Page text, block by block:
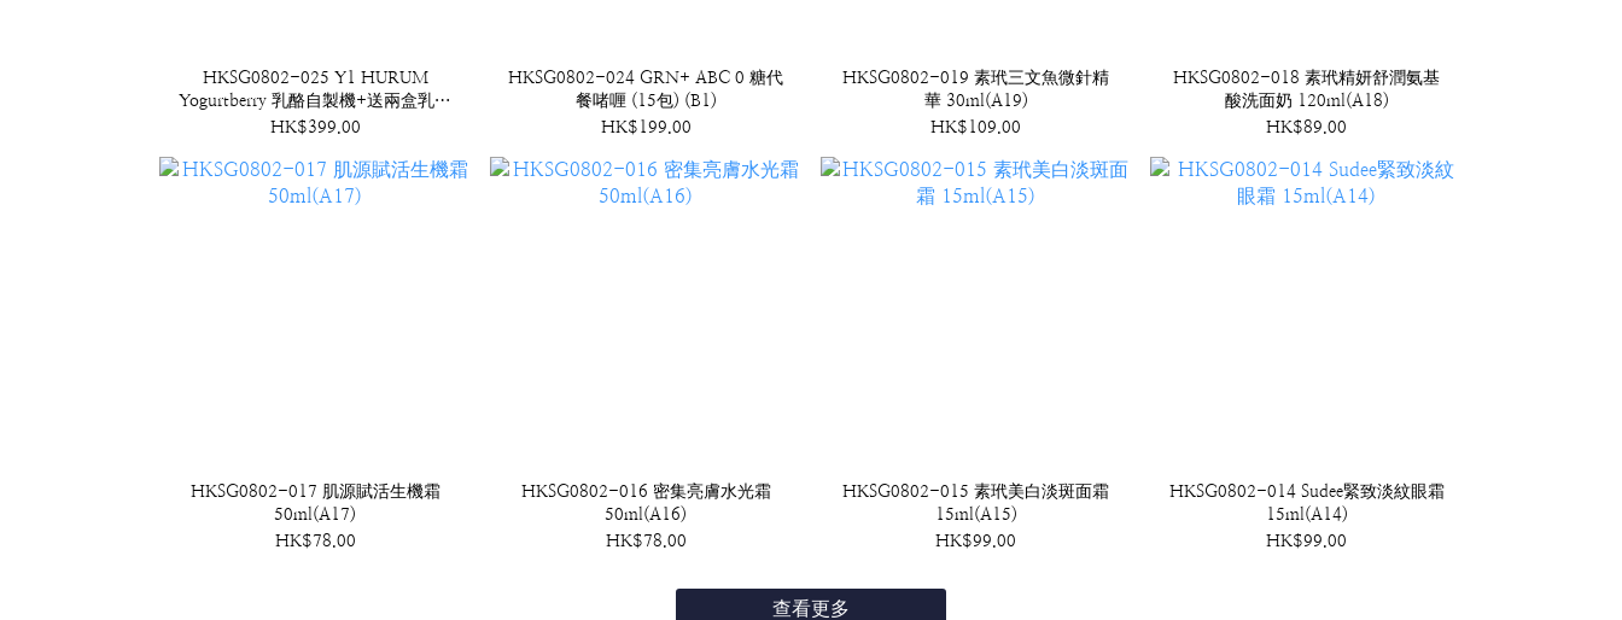
HKSG0802-025 Y1 HURUM
Yogurtberry 乳酪自製機+送兩盒乳酪
發酵劑,1盒10包 (B2)
HK$399.00
HKSG0802-024 GRN+ ABC 0 糖代
餐啫喱 (15包) (B1)
HK$199.00
HKSG0802-019 素玳三文魚微針精
華 30ml(A19)
HK$109.00
HKSG0802-018 素玳精妍舒潤氨基
酸洗面奶 120ml(A18)
HK$89.00
HKSG0802-017 肌源賦活生機霜
50ml(A17)
HK$78.00
HKSG0802-016 密集亮膚水光霜
50ml(A16)
HK$78.00
HKSG0802-015 素玳美白淡斑面霜
15ml(A15)
HK$99.00
HKSG0802-014 Sudee緊致淡紋眼霜
15ml(A14)
HK$99.00
查看更多